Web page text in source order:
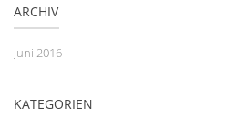
ARCHIV
Juni 2016
KATEGORIEN